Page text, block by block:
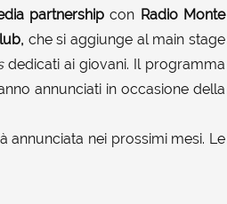
partnership con Radio Monte
che si aggiunge al main stage
dedicati ai giovani. Il programma
annunciati in occasione della
annunciata nei prossimi mesi. Le